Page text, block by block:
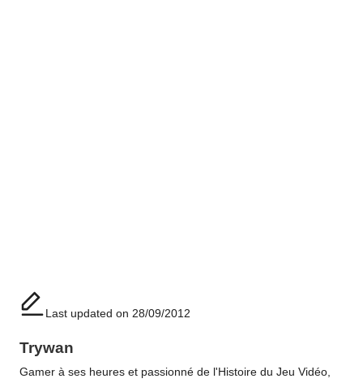
Last updated on 28/09/2012
Trywan
Gamer à ses heures et passionné de l'Histoire du Jeu Vidéo,